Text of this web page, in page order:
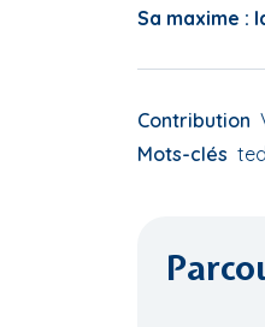
Sa maxime :
Contribution
Mots-clés